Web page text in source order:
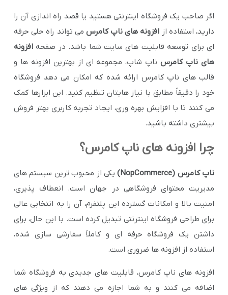
اگر صاحب یک فروشگاه اینترنتی هستید یا قصد راه اندازی آن را
دارید، استفاده از افزونه های ناپ کامرس می تواند راه حلی حرفه
ای برای توسعه قابلیت های سایت شما باشد. در صفحه افزونه
های ناپ کامرسناپ شاپ، مجموعه ای از بهترین افزونه ها و
قالب های ناپ کامرس ارائه شده که امکان می دهد فروشگاه
خود را دقیقاً مطابق با نیاز هایتان تنظیم کنید. این ابزارها کمک
می کنند تا با افزایش بهره وری، ایجاد تجربه کاربری بهتر فروش
بیشتری داشته باشید.
چرا افزونه های ناپ کامرس؟
ناپ کامرس (NopCommerce)
یکی از محبوب ترین سیستم های
مدیریت محتوای فروشگاهی در جهان است. انعطاف پذیری،
امنیت بالا و امکانات گسترده این پلتفرم، آن را به انتخابی عالی
برای طراحی فروشگاه اینترنتی تبدیل کرده است. با این حال، برای
داشتن یک فروشگاه حرفه ای و کاملاً سفارشی سازی شده،
استفاده از افزونه ها ضروری است.
افزونه های ناپ کامرس، قابلیت های جدیدی به فروشگاه شما
اضافه می کنند و به شما اجازه می دهند که از ویژگی های